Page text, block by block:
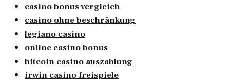
casino bonus vergleich
casino ohne beschränkung
legiano casino
online casino bonus
bitcoin casino auszahlung
irwin casino freispiele